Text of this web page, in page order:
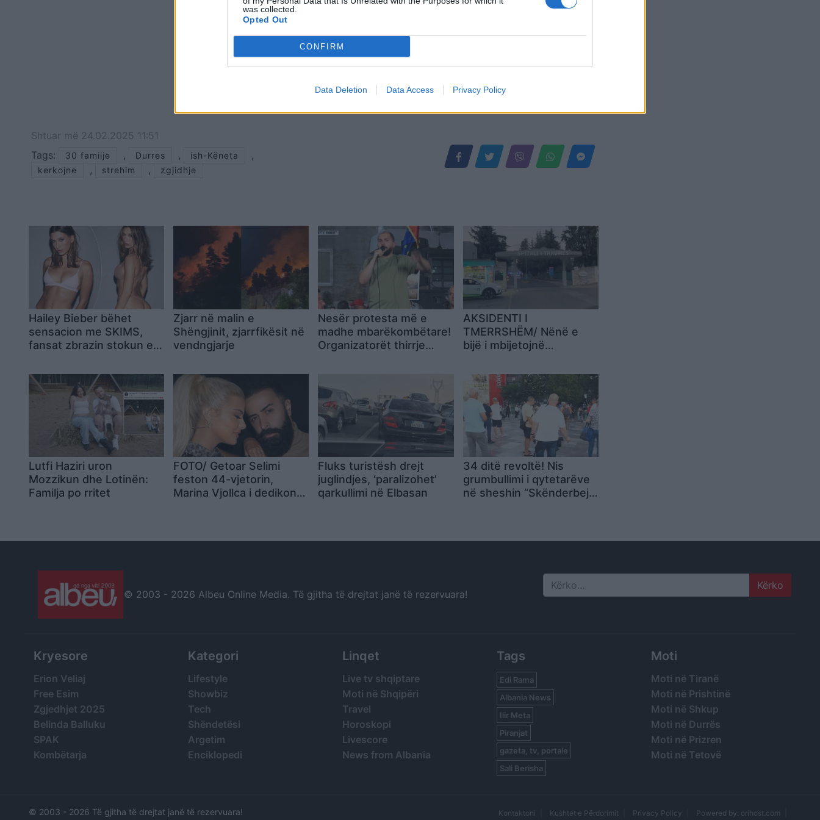
was collected.
Opted Out
CONFIRM
Data Deletion Data Access Privacy Policy
Shtuar më 24.02.2025 11:51
Tags:
30 familje , Durres , ish-Këneta ,
kerkojne , strehim , zgjidhje
Hailey Bieber bëhet
sensacion me SKIMS,
fansat zbrazin stokun e
Zjarr në malin e
Shëngjinit, zjarrfikësit në
vendngjarje
Nesër protesta më e
madhe mbarëkombëtare!
Organizatorët thirrje
nga diaspora, të gjithë në
Tiranë! Me ne do të jenë
dhe…
AKSIDENTI I
TMERRSHËM/ Nënë e
bijë i mbijetojnë
por humbin…
Lutfi Haziri uron
Mozzikun dhe Lotinën:
Familja po rritet
FOTO/ Getoar Selimi
feston 44-vjetorin,
Marina Vjollca i dedikon
Fluks turistësh drejt
juglindjes, ‘paralizohet’
qarkullimi në Elbasan
34 ditë revoltë! Nis
grumbullimi i qytetarëve
në sheshin “Skënderbej”,
© 2003 - 2026 Albeu Online Media. Të gjitha të drejtat janë të rezervuara! Search
Kryesore
Erion Veliaj
Free Esim
Zgjedhjet 2025
Belinda Balluku
SPAK
Kombëtarja
Kategori
Lifestyle
Showbiz
Tech
Shëndetësi
Argetim
Enciklopedi
Linqet
Live tv shqiptare
Moti në Shqipëri
Travel
Horoskopi
Livescore
News from Albania
Tags
Edi Rama
Albania News
Ilir Meta
Piranjat
gazeta, tv, portale
Sali Berisha
Moti
Moti në Tiranë
Moti në Prishtinë
Moti në Shkup
Moti në Durrës
Moti në Prizren
Moti në Tetovë
© 2003 - 2026 Të gjitha të drejtat janë të rezervuara! Kontaktoni Kushtet e Përdorimit Privacy Policy Powered by: orihost.com